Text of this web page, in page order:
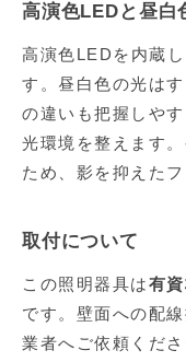
高演色LEDと昼白
高演色LEDを内蔵
す。昼白色の光は
の違いも把握しや
光環境を整えます
ため、影を抑えた
取付について
この照明器具は有
です。壁面への配
業者へご依頼くだ